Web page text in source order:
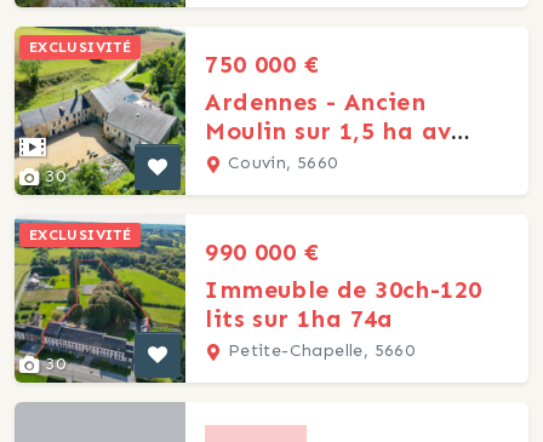
30
EXCLUSIVITÉ
750 000 €
Ardennes - Ancien
Moulin sur 1,5 ha av
salle de mariage
Couvin, 5660
30
EXCLUSIVITÉ
990 000 €
Immeuble de 30ch-120
lits sur 1ha 74a
Petite-Chapelle, 5660